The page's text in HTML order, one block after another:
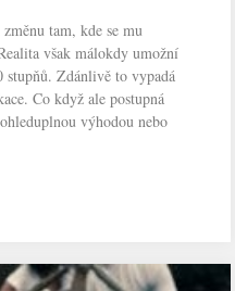
tam, kde se mu
však málokdy umožní
Zdánlivě to vypadá
Co když ale postupná
výhodou nebo